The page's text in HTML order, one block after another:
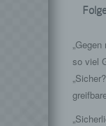
so viel